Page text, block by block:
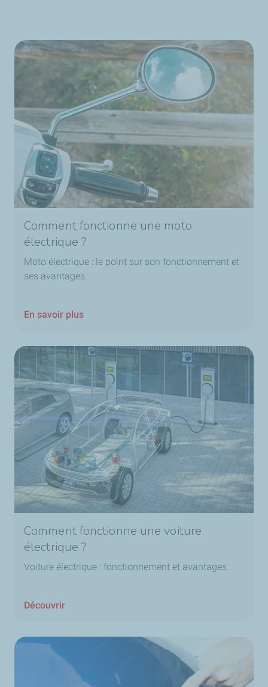
Comment fonctionne une moto
électrique ?
Moto électrique : le point sur son fonctionnement et
ses avantages.
En savoir plus
Comment fonctionne une voiture
électrique ?
Voiture électrique : fonctionnement et avantages.
Découvrir